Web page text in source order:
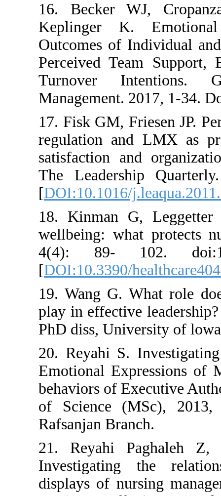
16. Becker WJ,
Keplinger K.
Outcomes of
Perceived Team
Turnover
Management.
17. Fisk GM,
regulation and
satisfaction and
The Leadership
[DOI:10.1016/
18. Kinman G,
wellbeing: what
4(4): 89- 102.
[DOI:10.3390/
19. Wang G.
play in effective
PhD diss,
20. Reyahi S.
Emotional
behaviors of
of Science
Rafsanjan Branch.
21. Reyahi
Investigating the
displays of